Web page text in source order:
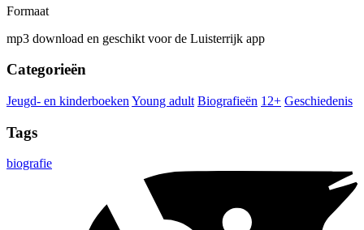
Formaat
mp3 download en geschikt voor de Luisterrijk app
Categorieën
Jeugd- en kinderboeken Young adult Biografieën 12+ Geschiedenis
Tags
biografie